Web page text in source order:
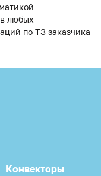
любых
по ТЗ заказчика
Конвекторы